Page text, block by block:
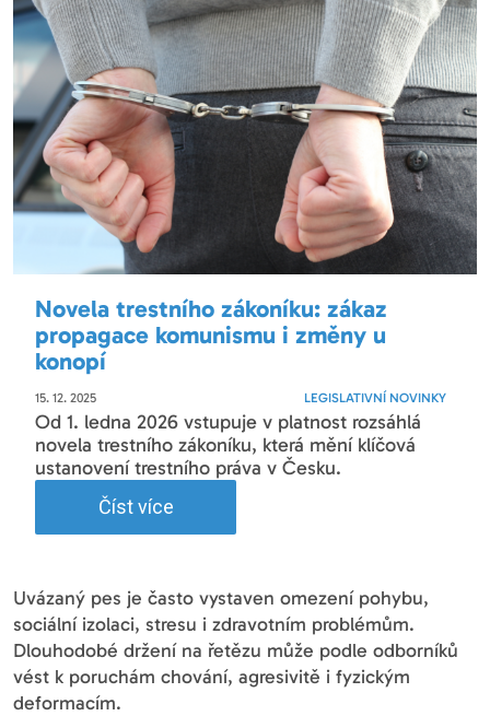
Novela trestního zákoníku: zákaz
propagace komunismu i změny u
konopí
15. 12. 2025 LEGISLATIVNÍ NOVINKY
Od 1. ledna 2026 vstupuje v platnost rozsáhlá
novela trestního zákoníku, která mění klíčová
ustanovení trestního práva v Česku.
Číst více
Uvázaný pes je často vystaven omezení pohybu,
sociální izolaci, stresu i zdravotním problémům.
Dlouhodobé držení na řetězu může podle odborníků
vést k poruchám chování, agresivitě i fyzickým
deformacím.